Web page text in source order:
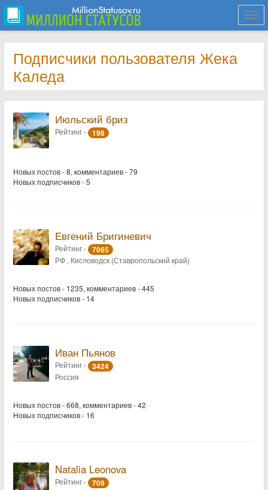
Подписчики пользователя Жека
Каледа
Июльский бриз
Рейтинг - 198
Новых постов - 8, комментариев - 79
Новых подписчиков - 5
Евгений Бригиневич
Рейтинг - 7065
РФ , Кисловодск (Ставропольский край)
Новых постов - 1235, комментариев - 445
Новых подписчиков - 14
Иван Пьянов
Рейтинг - 3424
Россия
Новых постов - 668, комментариев - 42
Новых подписчиков - 16
Natalia Leonova
Рейтинг - 709